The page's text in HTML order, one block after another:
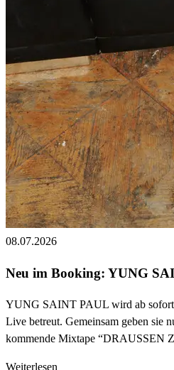
08.07.2026
Neu im Booking: YUNG
YUNG SAINT PAUL wird ab
Live betreut. Gemeinsam geben sie
kommende Mixtape “DRAUSSEN
Weiterlesen